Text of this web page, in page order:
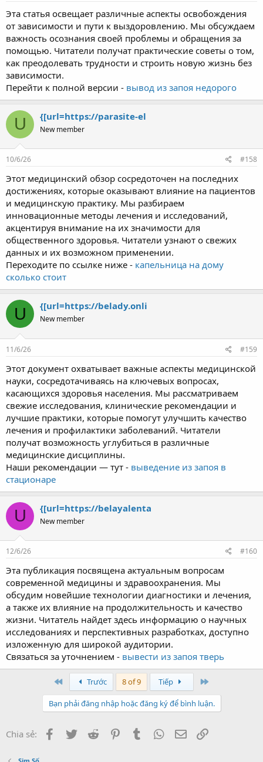
Эта статья освещает различные аспекты освобождения
от зависимости и пути к выздоровлению. Мы обсуждаем
важность осознания своей проблемы и обращения за
помощью. Читатели получат практические советы о том,
как преодолевать трудности и строить новую жизнь без
зависимости.
Перейти к полной версии - вывод из запоя недорого
U {[url=https://parasite-el
New member
10/6/26 #158
Этот медицинский обзор сосредоточен на последних
достижениях, которые оказывают влияние на пациентов
и медицинскую практику. Мы разбираем
инновационные методы лечения и исследований,
акцентируя внимание на их значимости для
общественного здоровья. Читатели узнают о свежих
данных и их возможном применении.
Переходите по ссылке ниже - капельница на дому
сколько стоит
U {[url=https://belady.onli
New member
11/6/26 #159
Этот документ охватывает важные аспекты медицинской
науки, сосредотачиваясь на ключевых вопросах,
касающихся здоровья населения. Мы рассматриваем
свежие исследования, клинические рекомендации и
лучшие практики, которые помогут улучшить качество
лечения и профилактики заболеваний. Читатели
получат возможность углубиться в различные
медицинские дисциплины.
Наши рекомендации — тут - выведение из запоя в
стационаре
U {[url=https://belayalenta
New member
12/6/26 #160
Эта публикация посвящена актуальным вопросам
современной медицины и здравоохранения. Мы
обсудим новейшие технологии диагностики и лечения,
а также их влияние на продолжительность и качество
жизни. Читатель найдет здесь информацию о научных
исследованиях и перспективных разработках, доступно
изложенную для широкой аудитории.
Связаться за уточнением - вывести из запоя тверь
First Trước 8 of 9 Tiếp
Bạn phải đăng nhập hoặc đăng ký để bình luận.
Chia sẻ: Facebook
Twitter Reddit PinterestTumblr WhatsApp
Email